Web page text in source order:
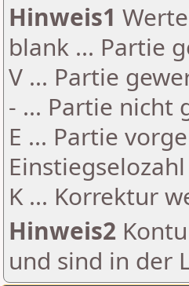
Hinweis1
blank ... Partie
V ... Partie
- ... Partie nicht
E ... Partie
K ... Korrektur
Hinweis2
und sind in der